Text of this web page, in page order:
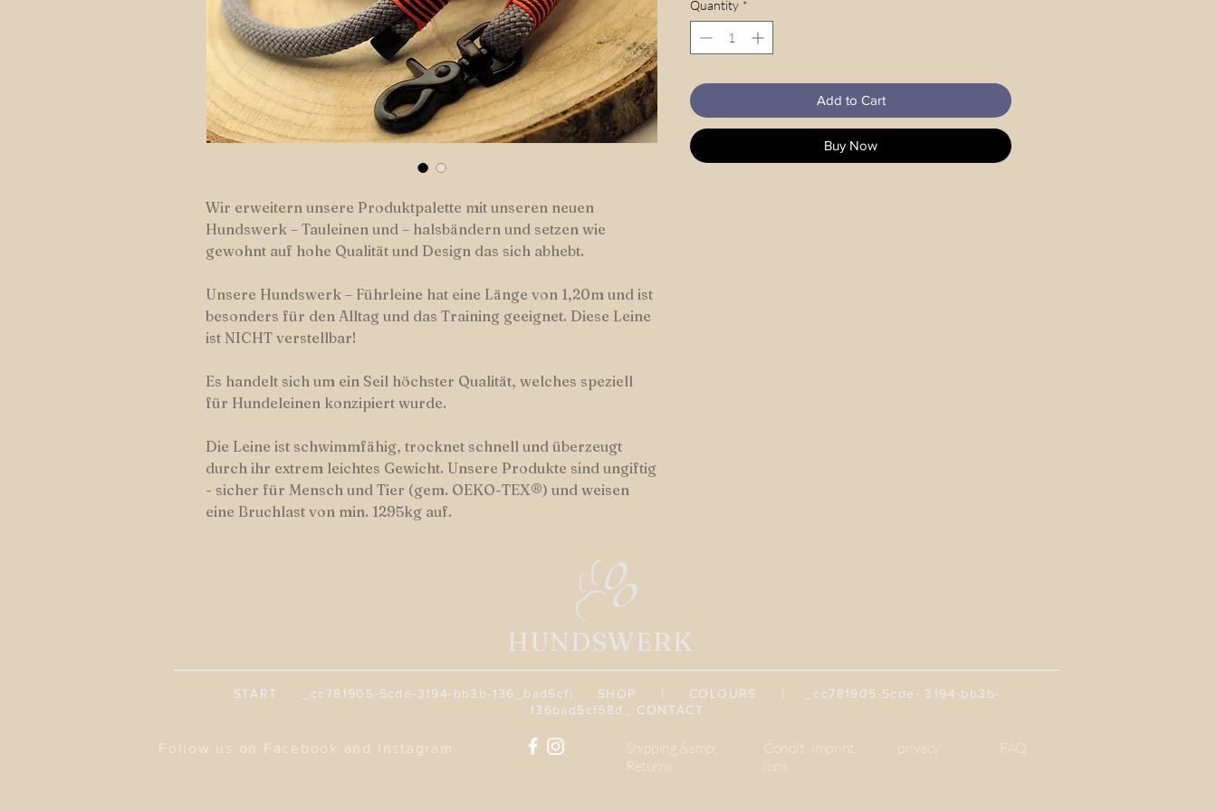
Wir erweitern unsere Produktpalette mit unseren neuen
Hundswerk – Tauleinen und – halsbändern und setzen wie
gewohnt auf hohe Qualität und Design das sich abhebt.
Unsere Hundswerk – Führleine hat eine Länge von 1,20m und ist
besonders für den Alltag und das Training geeignet. Diese Leine
ist NICHT verstellbar!
Es handelt sich um ein Seil höchster Qualität, welches speziell
für Hundeleinen konzipiert wurde.
Die Leine ist schwimmfähig, trocknet schnell und überzeugt
durch ihr extrem leichtes Gewicht. Unsere Produkte sind ungiftig
- sicher für Mensch und Tier (gem. OEKO-TEX®) und weisen
eine Bruchlast von min. 1295kg auf.
Quantity *
Add to Cart
Buy Now
HUNDSWERK
START _cc781905-5cde-3194-bb3b-136_bad5cf| SHOP | COLOURS
| _cc781905-5cde- 3194-bb3b-
136bad5cf58d_ CONTACT
Follow us on Facebook and Instagram
Shipping &amp;
Returns
Condit
ions
imprint privacy FAQ